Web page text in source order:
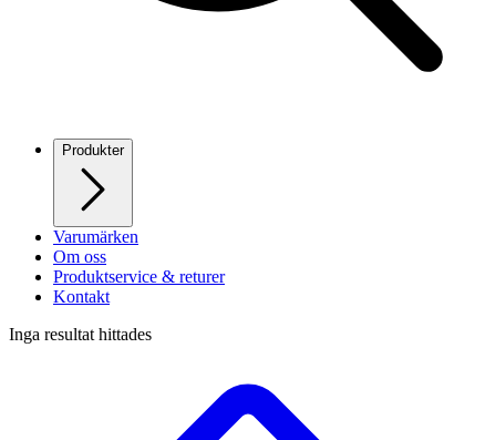
Produkter
Varumärken
Om oss
Produktservice & returer
Kontakt
Inga resultat hittades